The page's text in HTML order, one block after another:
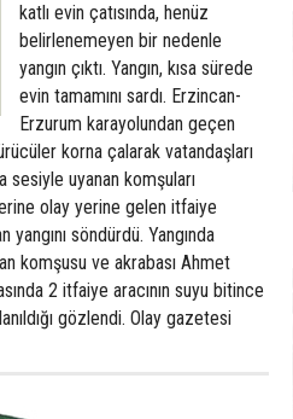
katlı evin çatısında, henüz
belirlenemeyen bir nedenle
yangın çıktı. Yangın, kısa sürede
evin tamamını sardı. Erzincan-
Erzurum karayolundan geçen
korna çalarak vatandaşları
sesiyle uyanan komşuları
olay yerine gelen itfaiye
söndürdü. Yangında
komşusu ve akrabası Ahmet
2 itfaiye aracının suyu bitince
gözlendi. Olay gazetesi